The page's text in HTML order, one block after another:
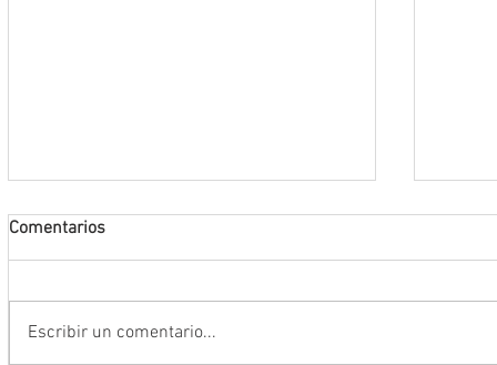
Comentarios
Escribir un comentario...